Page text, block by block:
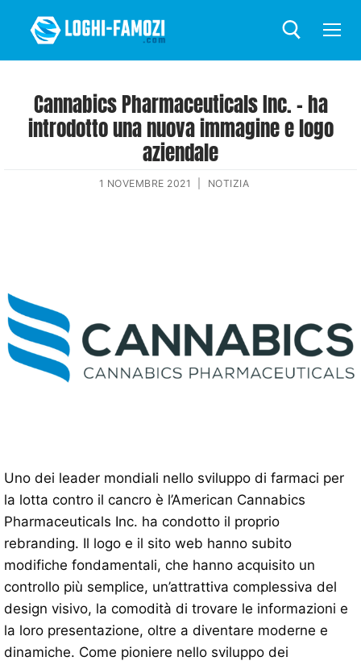
Cannabics Pharmaceuticals Inc. – ha
introdotto una nuova immagine e logo
aziendale
1 NOVEMBRE 2021 NOTIZIA
Uno dei leader mondiali nello sviluppo di farmaci per
la lotta contro il cancro è l’American Cannabics
Pharmaceuticals Inc. ha condotto il proprio
rebranding. Il logo e il sito web hanno subito
modifiche fondamentali, che hanno acquisito un
controllo più semplice, un’attrattiva complessiva del
design visivo, la comodità di trovare le informazioni e
la loro presentazione, oltre a diventare moderne e
dinamiche. Come pioniere nello sviluppo dei